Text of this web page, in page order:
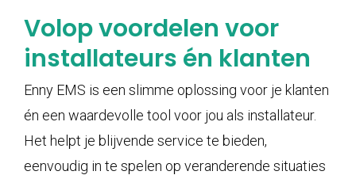
Volop voordelen voor
installateurs én klanten
Enny EMS is een slimme oplossing voor je klanten
én een waardevolle tool voor jou als installateur.
Het helpt je blijvende service te bieden,
eenvoudig in te spelen op veranderende situaties